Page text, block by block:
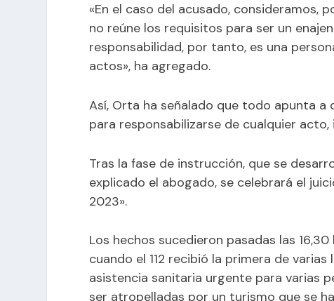
«En el caso del acusado, consideramos,
no reúne los requisitos para ser un
responsabilidad, por tanto, es una
actos», ha agregado.
Así, Orta ha señalado que todo apunta a
para responsabilizarse de cualquier
Tras la fase de instrucción, que se
explicado el abogado, se celebrará el
2023».
Los hechos sucedieron pasadas las
cuando el 112 recibió la primera de
asistencia sanitaria urgente para varias
ser atropelladas por un turismo que se